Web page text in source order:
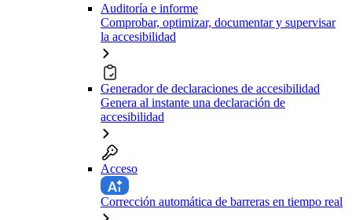
Auditoría e informe
Comprobar, optimizar, documentar y supervisar
la accesibilidad
Generador de declaraciones de accesibilidad
Genera al instante una declaración de
accesibilidad
Acceso
Corrección automática de barreras en tiempo real